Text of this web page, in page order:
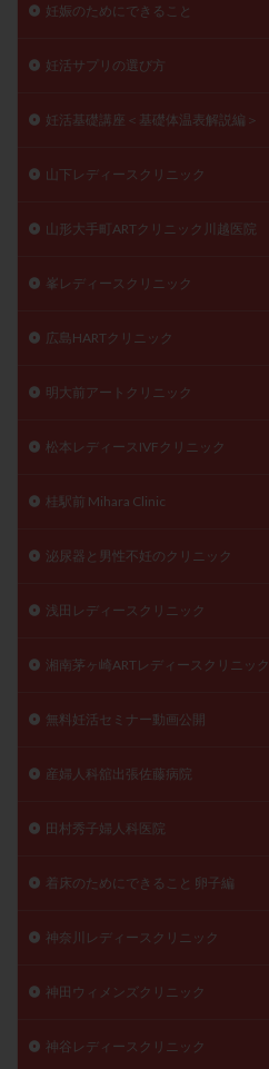
妊娠のためにできること
妊活サプリの選び方
妊活基礎講座＜基礎体温表解説編＞
山下レディースクリニック
山形大手町ARTクリニック川越医院
峯レディースクリニック
広島HARTクリニック
明大前アートクリニック
松本レディースIVFクリニック
桂駅前 Mihara Clinic
泌尿器と男性不妊のクリニック
浅田レディースクリニック
湘南茅ヶ崎ARTレディースクリニック
無料妊活セミナー動画公開
産婦人科舘出張佐藤病院
田村秀子婦人科医院
着床のためにできること 卵子編
神奈川レディースクリニック
神田ウィメンズクリニック
神谷レディースクリニック